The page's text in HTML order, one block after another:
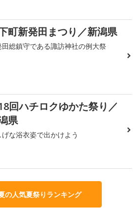
町新発田まつり／新潟県
田総鎮守である諏訪神社の例大祭
回ハチロクゆかた祭り／
県
げな浴衣姿で出かけよう
の人気夏祭りランキング